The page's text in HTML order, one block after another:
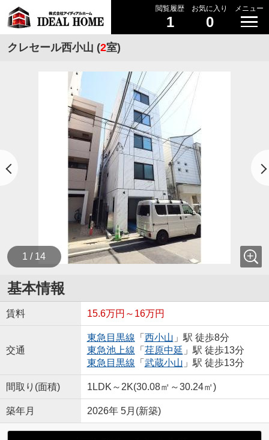
閲覧履歴
1
お気に入り
0
メニュー
クレセール西小山 (2室)
1 / 14
基本情報
賃料 15.6万円～16万円
交通
東急目黒線 「 西小山 」駅 徒歩8分
東急池上線 「 荏原中延 」駅 徒歩13分
東急目黒線 「 武蔵小山 」駅 徒歩13分
間取り(面積) 1LDK～2K(30.08㎡～30.24㎡)
築年月 2026年 5月(新築)